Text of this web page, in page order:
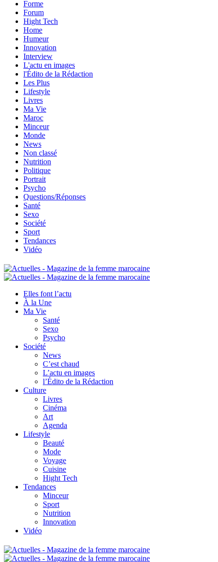
Forme
Forum
Hight Tech
Home
Humeur
Innovation
Interview
L'actu en images
l'Édito de la Rédaction
Les Plus
Lifestyle
Livres
Ma Vie
Maroc
Minceur
Monde
News
Non classé
Nutrition
Politique
Portrait
Psycho
Questions/Réponses
Santé
Sexo
Société
Sport
Tendances
Vidéo
Elles font l’actu
À la Une
Ma Vie
Santé
Sexo
Psycho
Société
News
C’est chaud
L’actu en images
l’Édito de la Rédaction
Culture
Livres
Cinéma
Art
Agenda
Lifestyle
Beauté
Mode
Voyage
Cuisine
Hight Tech
Tendances
Minceur
Sport
Nutrition
Innovation
Vidéo